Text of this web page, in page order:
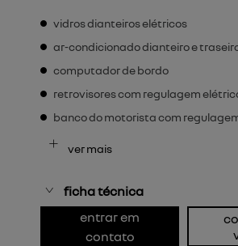
vidros dianteiros elétricos
ar-condicionado dianteiro e
computador de bordo
retrovisores com regulagem
banco do motorista com
ver mais
ficha técnica
entrar em
contato